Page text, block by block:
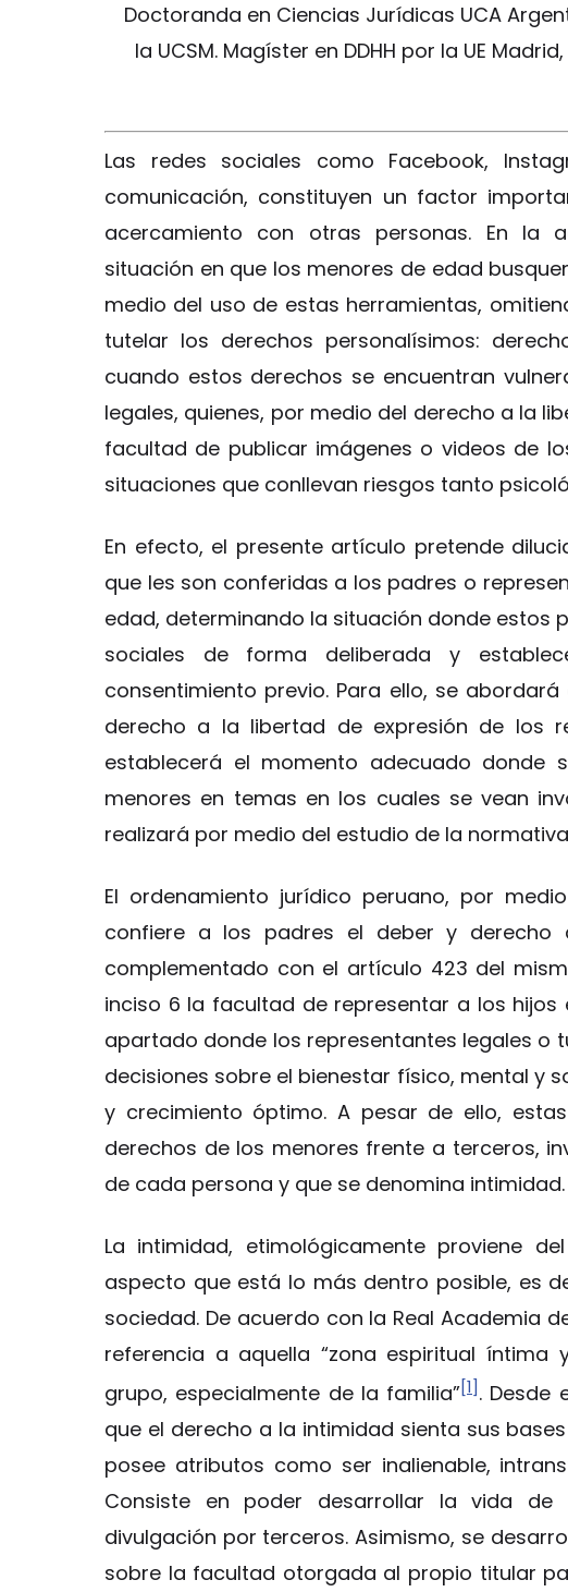
Doctoranda en Ciencias Jurídicas UCA
la UCSM. Magíster en DDHH por la UE
Las redes sociales como Facebook,
comunicación, constituyen un factor
acercamiento con otras personas. En la
situación en que los menores de edad
medio del uso de estas herramientas,
tutelar los derechos personalísimos:
cuando estos derechos se encuentran
legales, quienes, por medio del derecho a la
facultad de publicar imágenes o videos de
situaciones que conllevan riesgos tanto
En efecto, el presente artículo pretende
que les son conferidas a los padres o
edad, determinando la situación donde estos
sociales de forma deliberada y
consentimiento previo. Para ello, se
derecho a la libertad de expresión de los
establecerá el momento adecuado donde
menores en temas en los cuales se vean
realizará por medio del estudio de la
El ordenamiento jurídico peruano, por
confiere a los padres el deber y
complementado con el artículo 423 del
inciso 6 la facultad de representar a los hijos
apartado donde los representantes legales o
decisiones sobre el bienestar físico, mental y
y crecimiento óptimo. A pesar de ello,
derechos de los menores frente a terceros,
de cada persona y que se denomina intimidad.
La intimidad, etimológicamente proviene
aspecto que está lo más dentro posible, es
sociedad. De acuerdo con la Real Academia
referencia a aquella “zona espiritual
grupo, especialmente de la familia”[1]. Desde
que el derecho a la intimidad sienta sus
posee atributos como ser inalienable,
Consiste en poder desarrollar la vida
divulgación por terceros. Asimismo, se
sobre la facultad otorgada al propio titular